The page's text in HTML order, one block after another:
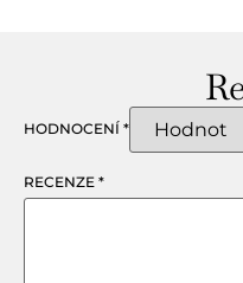
HODNOCENÍ *
RECENZE *